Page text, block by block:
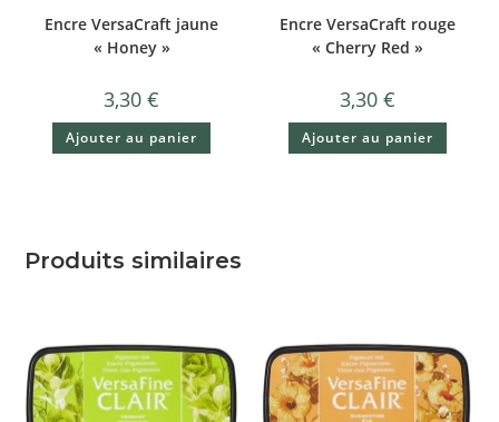
Encre VersaCraft jaune
« Honey »
3,30€
Ajouter au panier
Encre VersaCraft rouge
« Cherry Red »
3,30 €
Ajouter au panier
Produits similaires